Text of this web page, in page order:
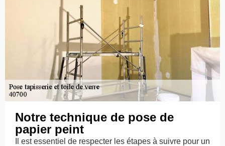
Notre technique de pose de
papier peint
Il est essentiel de respecter les étapes à suivre pour un